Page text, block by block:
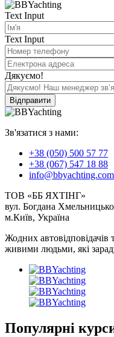
Text Input
Text Input
Дякуємо!
Відправити
Зв'язатися з нами:
+38 (050) 500 57 77
+38 (067) 547 18 88
ТОВ «ББ ЯХТІНГ»
вул. Богдана
м.Київ, Україна
Жодних автовідповідачів
живими людьми, які
Популярні